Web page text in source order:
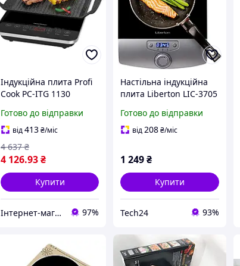
Індукційна плита Profi
Cook PC-ITG 1130
Готово до відправки
від413₴/міс
4 126.93₴
4 637 ₴
Купити
Інтернет-магазин Імперія-TV 97%
Настільна індукційна
плита Liberton LIC-3705
Готово до відправки
від208₴/міс
1 249₴
Купити
Tech24 93%